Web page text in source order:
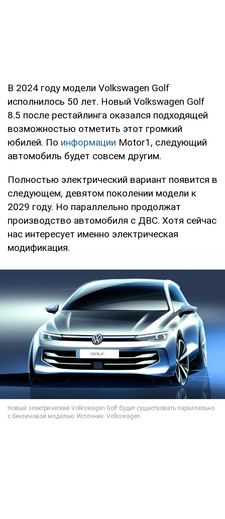
В 2024 году модели Volkswagen Golf
исполнилось 50 лет. Новый Volkswagen Golf
8.5 после рестайлинга оказался подходящей
возможностью отметить этот громкий
юбилей. По информации Motor1, следующий
автомобиль будет совсем другим.
Полностью электрический вариант появится в
следующем, девятом поколении модели к
2029 году. Но параллельно продолжат
производство автомобиля с ДВС. Хотя сейчас
нас интересует именно электрическая
модификация.